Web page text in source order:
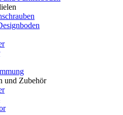
und Zubehör